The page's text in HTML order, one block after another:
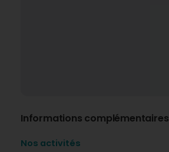
Informations complémentaires
Nos activités